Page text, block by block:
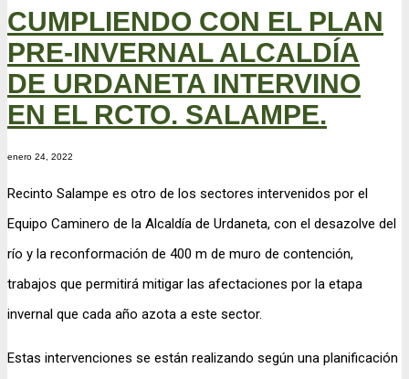
CUMPLIENDO CON EL PLAN
PRE-INVERNAL ALCALDÍA
DE URDANETA INTERVINO
EN EL RCTO. SALAMPE.
enero 24, 2022
Recinto Salampe es otro de los sectores intervenidos por el
Equipo Caminero de la Alcaldía de Urdaneta, con el desazolve del
río y la reconformación de 400 m de muro de contención,
trabajos que permitirá mitigar las afectaciones por la etapa
invernal que cada año azota a este sector.
Estas intervenciones se están realizando según una planificación